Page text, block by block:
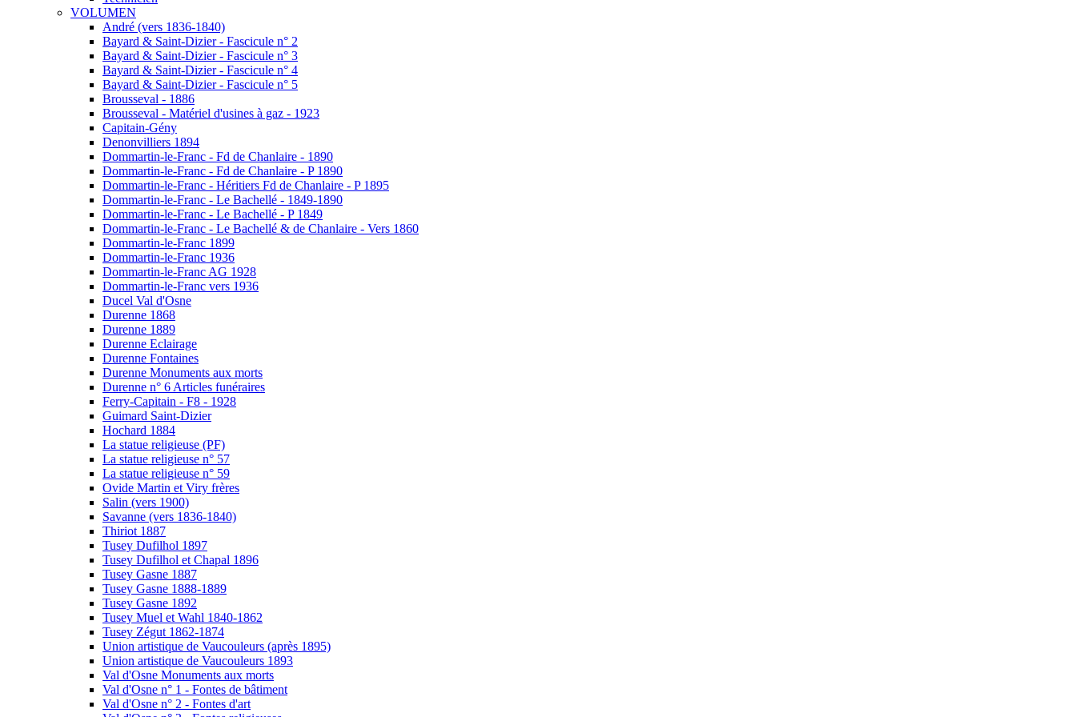
VOLUMEN
André (vers 1836-1840)
Bayard & Saint-Dizier - Fascicule n° 2
Bayard & Saint-Dizier - Fascicule n° 3
Bayard & Saint-Dizier - Fascicule n° 4
Bayard & Saint-Dizier - Fascicule n° 5
Brousseval - 1886
Brousseval - Matériel d'usines à gaz - 1923
Capitain-Gény
Denonvilliers 1894
Dommartin-le-Franc - Fd de Chanlaire - 1890
Dommartin-le-Franc - Fd de Chanlaire - P 1890
Dommartin-le-Franc - Héritiers Fd de Chanlaire - P 1895
Dommartin-le-Franc - Le Bachellé - 1849-1890
Dommartin-le-Franc - Le Bachellé - P 1849
Dommartin-le-Franc - Le Bachellé & de Chanlaire - Vers 1860
Dommartin-le-Franc 1899
Dommartin-le-Franc 1936
Dommartin-le-Franc AG 1928
Dommartin-le-Franc vers 1936
Ducel Val d'Osne
Durenne 1868
Durenne 1889
Durenne Eclairage
Durenne Fontaines
Durenne Monuments aux morts
Durenne n° 6 Articles funéraires
Ferry-Capitain - F8 - 1928
Guimard Saint-Dizier
Hochard 1884
La statue religieuse (PF)
La statue religieuse n° 57
La statue religieuse n° 59
Ovide Martin et Viry frères
Salin (vers 1900)
Savanne (vers 1836-1840)
Thiriot 1887
Tusey Dufilhol 1897
Tusey Dufilhol et Chapal 1896
Tusey Gasne 1887
Tusey Gasne 1888-1889
Tusey Gasne 1892
Tusey Muel et Wahl 1840-1862
Tusey Zégut 1862-1874
Union artistique de Vaucouleurs (après 1895)
Union artistique de Vaucouleurs 1893
Val d'Osne Monuments aux morts
Val d'Osne n° 1 - Fontes de bâtiment
Val d'Osne n° 2 - Fontes d'art